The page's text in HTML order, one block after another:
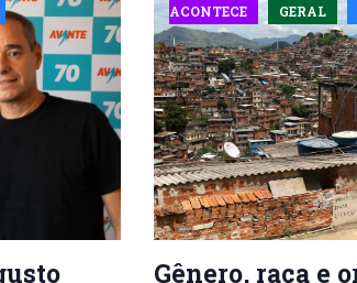
ACONTECE GERAL
Gênero, raça e